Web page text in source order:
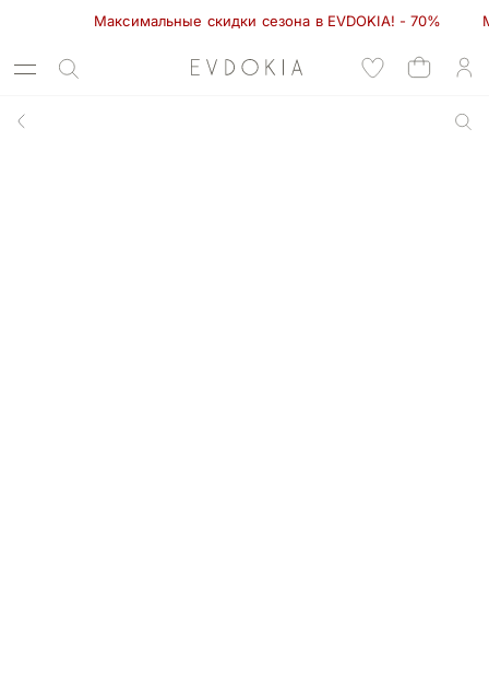
Максимальные скидки сезона в EVDOKIA! - 70%